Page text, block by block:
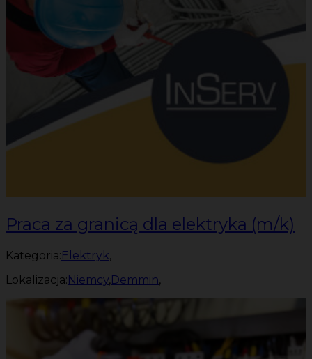
Praca za granicą dla elektryka (m/k)
Kategoria:Elektryk,
Lokalizacja:Niemcy,Demmin,